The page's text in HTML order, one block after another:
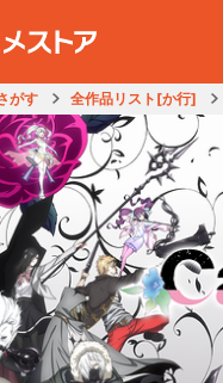
がす 全作品リスト[か行]